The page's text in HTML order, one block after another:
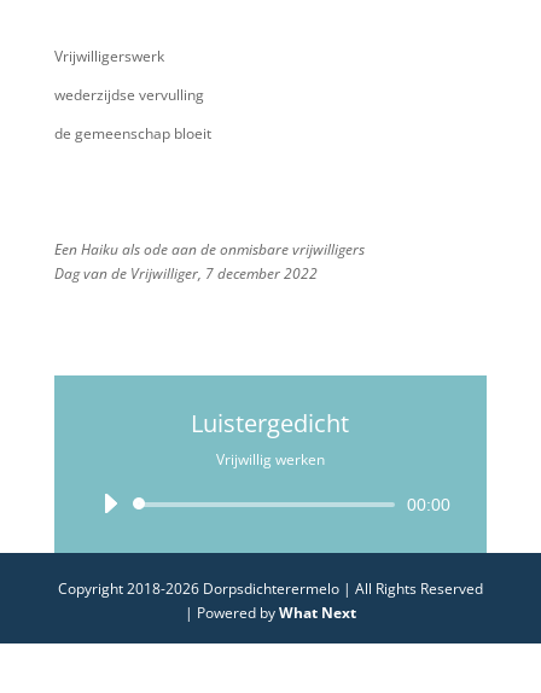
Vrijwilligerswerk
wederzijdse vervulling
de gemeenschap bloeit
Een Haiku als ode aan de onmisbare vrijwilligers
Dag van de Vrijwilliger, 7 december 2022
Luistergedicht
Vrijwillig werken
Audiospeler 00:00
Copyright 2018-2026 Dorpsdichterermelo | All Rights Reserved
| Powered byWhat Next